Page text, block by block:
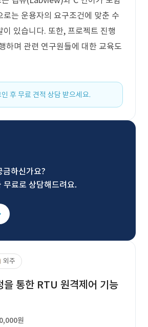
로는 운용자의 요구조건에 맞춘 수
이 있습니다. 또한, 프로젝트 진행
하며 관련 연구원들에 대한 교육도
후 무료 견적 상담 받으세요.
금하신가요?
무료로 상담해드려요.
외주
을 통한 RTU 원격제어 기능
원